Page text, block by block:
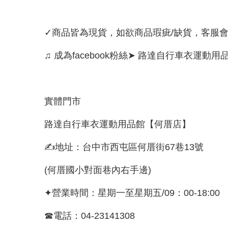
✓商品皆為現貨，如欲商品瑕疵/缺貨，客服會
♫ 成為facebook粉絲➤ 路達自行車衣運動用
實體門市
路達自行車衣運動用品館【何厝店】
✍地址：台中市西屯區何厝街67巷13號
(何厝國小對面巷內右手邊)
✦營業時間：星期一至星期五/09：00-18:00
☎電話：04-23141308